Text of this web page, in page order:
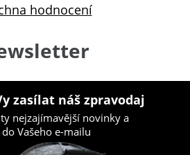
hodnocení
zasílat náš zpravodaj
nejzajímavější novinky a
do Vašeho e-mailu